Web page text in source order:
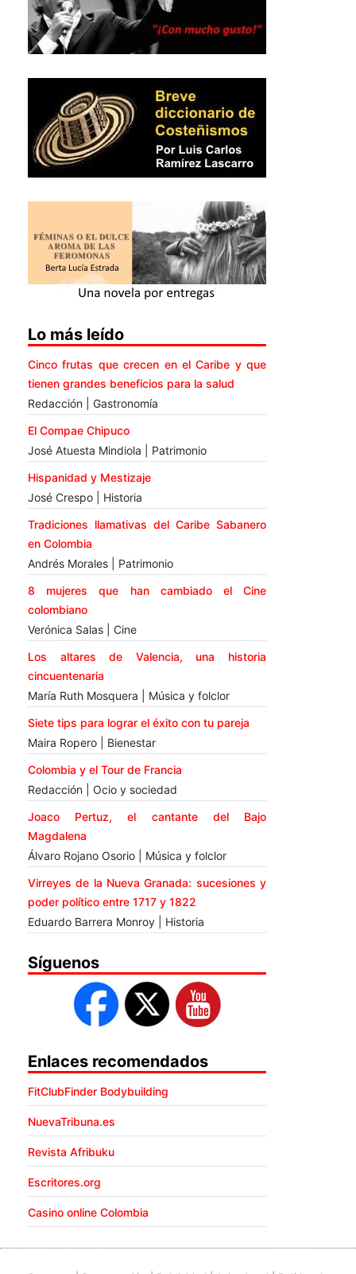
Lo más leído
Cinco frutas que crecen en el Caribe y que
tienen grandes beneficios para la salud
Redacción | Gastronomía
El Compae Chipuco
José Atuesta Mindiola | Patrimonio
Hispanidad y Mestizaje
José Crespo | Historia
Tradiciones llamativas del Caribe Sabanero
en Colombia
Andrés Morales | Patrimonio
8 mujeres que han cambiado el Cine
colombiano
Verónica Salas | Cine
Los altares de Valencia, una historia
cincuentenaria
María Ruth Mosquera | Música y folclor
Siete tips para lograr el éxito con tu pareja
Maira Ropero | Bienestar
Colombia y el Tour de Francia
Redacción | Ocio y sociedad
Joaco Pertuz, el cantante del Bajo
Magdalena
Álvaro Rojano Osorio | Música y folclor
Virreyes de la Nueva Granada: sucesiones y
poder político entre 1717 y 1822
Eduardo Barrera Monroy | Historia
Síguenos
Enlaces recomendados
FitClubFinder Bodybuilding
NuevaTribuna.es
Revista Afribuku
Escritores.org
Casino online Colombia